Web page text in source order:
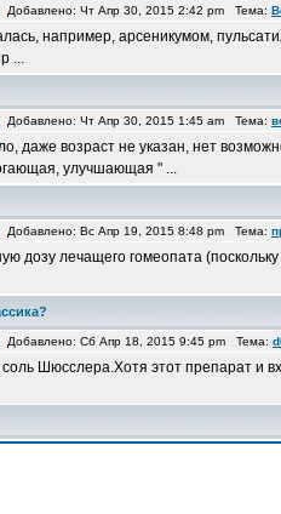
Добавлено: Чт Апр 30, 2015 2:42 pm Тема:
например, арсеникумом,
...
Добавлено: Чт Апр 30, 2015 1:45 am Тема:
даже возраст не указан, нет
улучшающая " ...
Добавлено: Вс Апр 19, 2015 8:48 pm Тема:
дозу лечащего гомеопата
Добавлено: Сб Апр 18, 2015 9:45 pm Тема:
Шюсслера.Хотя этот препарат и